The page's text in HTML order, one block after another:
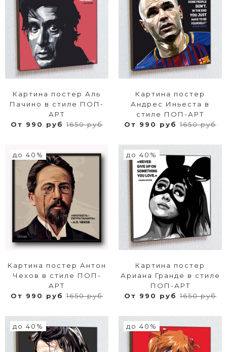
Картина постер Аль
Пачино в стиле ПОП-
АРТ
От 990 руб 1650 руб
Картина постер
Андрес Иньеста в
стиле ПОП-АРТ
От 990 руб 1650 руб
до 40%
Картина постер Антон
Чехов в стиле ПОП-
АРТ
От 990 руб 1650 руб
до 40%
Картина постер
Ариана Гранде в стиле
ПОП-АРТ
От 990 руб 1650 руб
до 40% до 40%